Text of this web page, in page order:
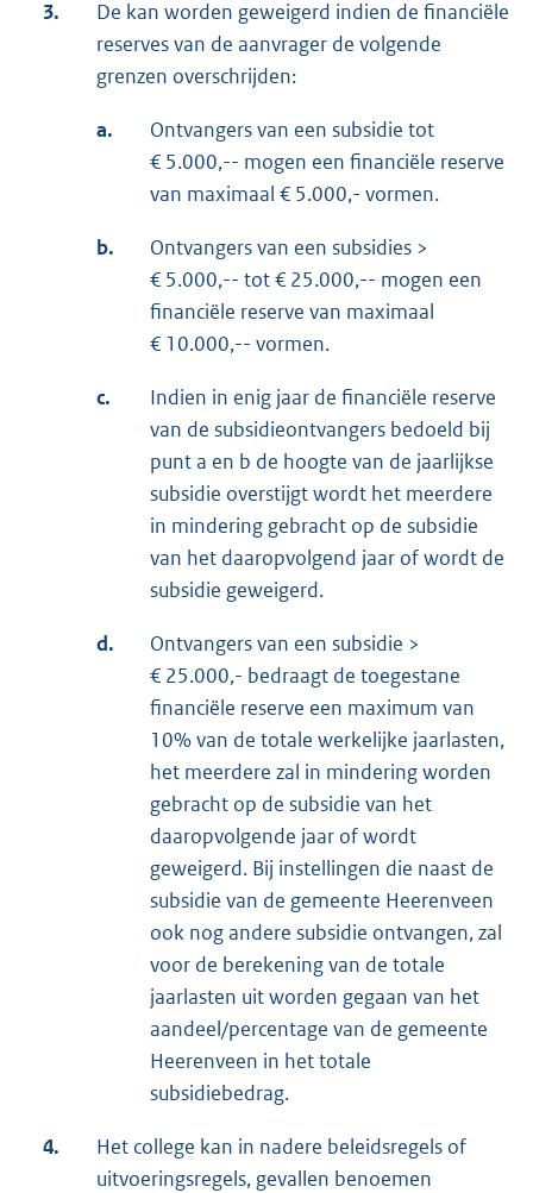
3.
De kan worden geweigerd indien de financiële
reserves van de aanvrager de volgende
grenzen overschrijden:
a.
Ontvangers van een subsidie tot
€ 5.000,-- mogen een financiële reserve
van maximaal € 5.000,- vormen.
b.
Ontvangers van een subsidies >
€ 5.000,-- tot € 25.000,-- mogen een
financiële reserve van maximaal
€ 10.000,-- vormen.
c.
Indien in enig jaar de financiële reserve
van de subsidieontvangers bedoeld bij
punt a en b de hoogte van de jaarlijkse
subsidie overstijgt wordt het meerdere
in mindering gebracht op de subsidie
van het daaropvolgend jaar of wordt de
subsidie geweigerd.
d.
Ontvangers van een subsidie >
€ 25.000,- bedraagt de toegestane
financiële reserve een maximum van
10% van de totale werkelijke jaarlasten,
het meerdere zal in mindering worden
gebracht op de subsidie van het
daaropvolgende jaar of wordt
geweigerd. Bij instellingen die naast de
subsidie van de gemeente Heerenveen
ook nog andere subsidie ontvangen, zal
voor de berekening van de totale
jaarlasten uit worden gegaan van het
aandeel/percentage van de gemeente
Heerenveen in het totale
subsidiebedrag.
4.
Het college kan in nadere beleidsregels of
uitvoeringsregels, gevallen benoemen